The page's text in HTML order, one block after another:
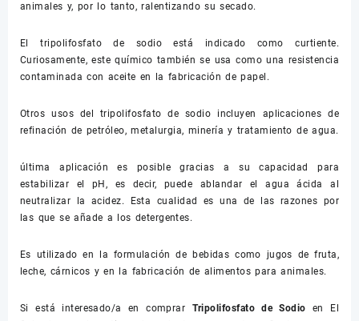
animales y, por lo tanto, ralentizando su secado.
El tripolifosfato de sodio está indicado como curtiente.
Curiosamente, este químico también se usa como una resistencia
contaminada con aceite en la fabricación de papel.
Otros usos del tripolifosfato de sodio incluyen aplicaciones de
refinación de petróleo, metalurgia, minería y tratamiento de agua.
última aplicación es posible gracias a su capacidad para
estabilizar el pH, es decir, puede ablandar el agua ácida al
neutralizar la acidez. Esta cualidad es una de las razones por
las que se añade a los detergentes.
Es utilizado en la formulación de bebidas como jugos de fruta,
leche, cárnicos y en la fabricación de alimentos para animales.
Si está interesado/a en comprar Tripolifosfato de Sodio en El